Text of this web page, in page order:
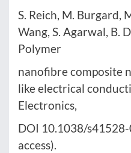
S. Reich, M. Burgard,
Wang, S. Agarwal, B.
Polymer
nanofibre composite
like electrical
Electronics,
DOI 10.1038/
access).